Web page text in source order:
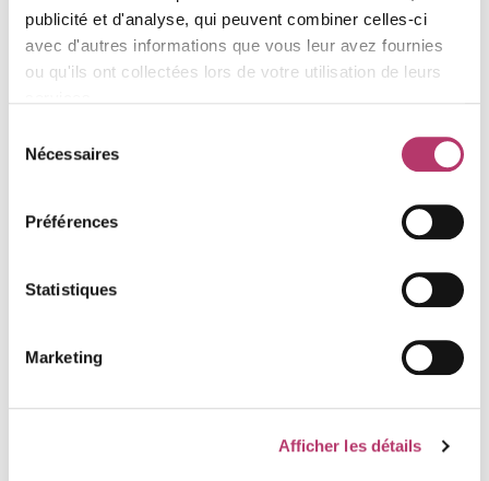
publicité et d'analyse, qui peuvent combiner celles-ci
avec d'autres informations que vous leur avez fournies
ou qu'ils ont collectées lors de votre utilisation de leurs
Nécessaires
Préférences
Statistiques
Marketing
Afficher les détails
saint-martin-de-belleville
3 900